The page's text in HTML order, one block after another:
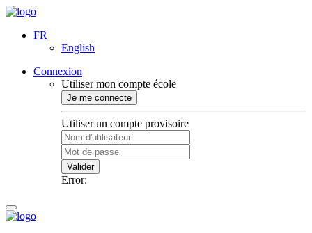
FR
English
Connexion
Utiliser mon compte école
Je me connecte
Utiliser un compte provisoire
Valider
Error: